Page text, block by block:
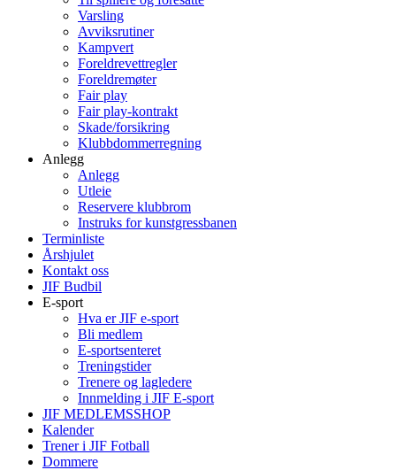
Varsling
Avviksrutiner
Kampvert
Foreldrevettregler
Foreldremøter
Fair play
Fair play-kontrakt
Skade/forsikring
Klubbdommerregning
Anlegg
Anlegg
Utleie
Reservere klubbrom
Instruks for kunstgressbanen
Terminliste
Årshjulet
Kontakt oss
JIF Budbil
E-sport
Hva er JIF e-sport
Bli medlem
E-sportsenteret
Treningstider
Trenere og lagledere
Innmelding i JIF E-sport
JIF MEDLEMSSHOP
Kalender
Trener i JIF Fotball
Dommere